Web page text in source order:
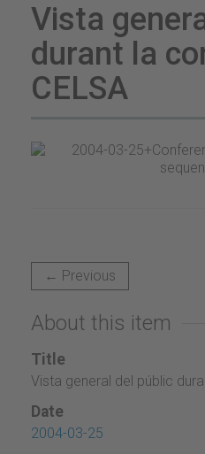
Vista
durant la
CELSA
← Previous
About this item
Title
Vista general del públic
Date
2004-03-25